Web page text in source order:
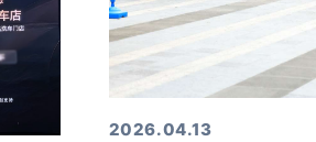
2026.04.13